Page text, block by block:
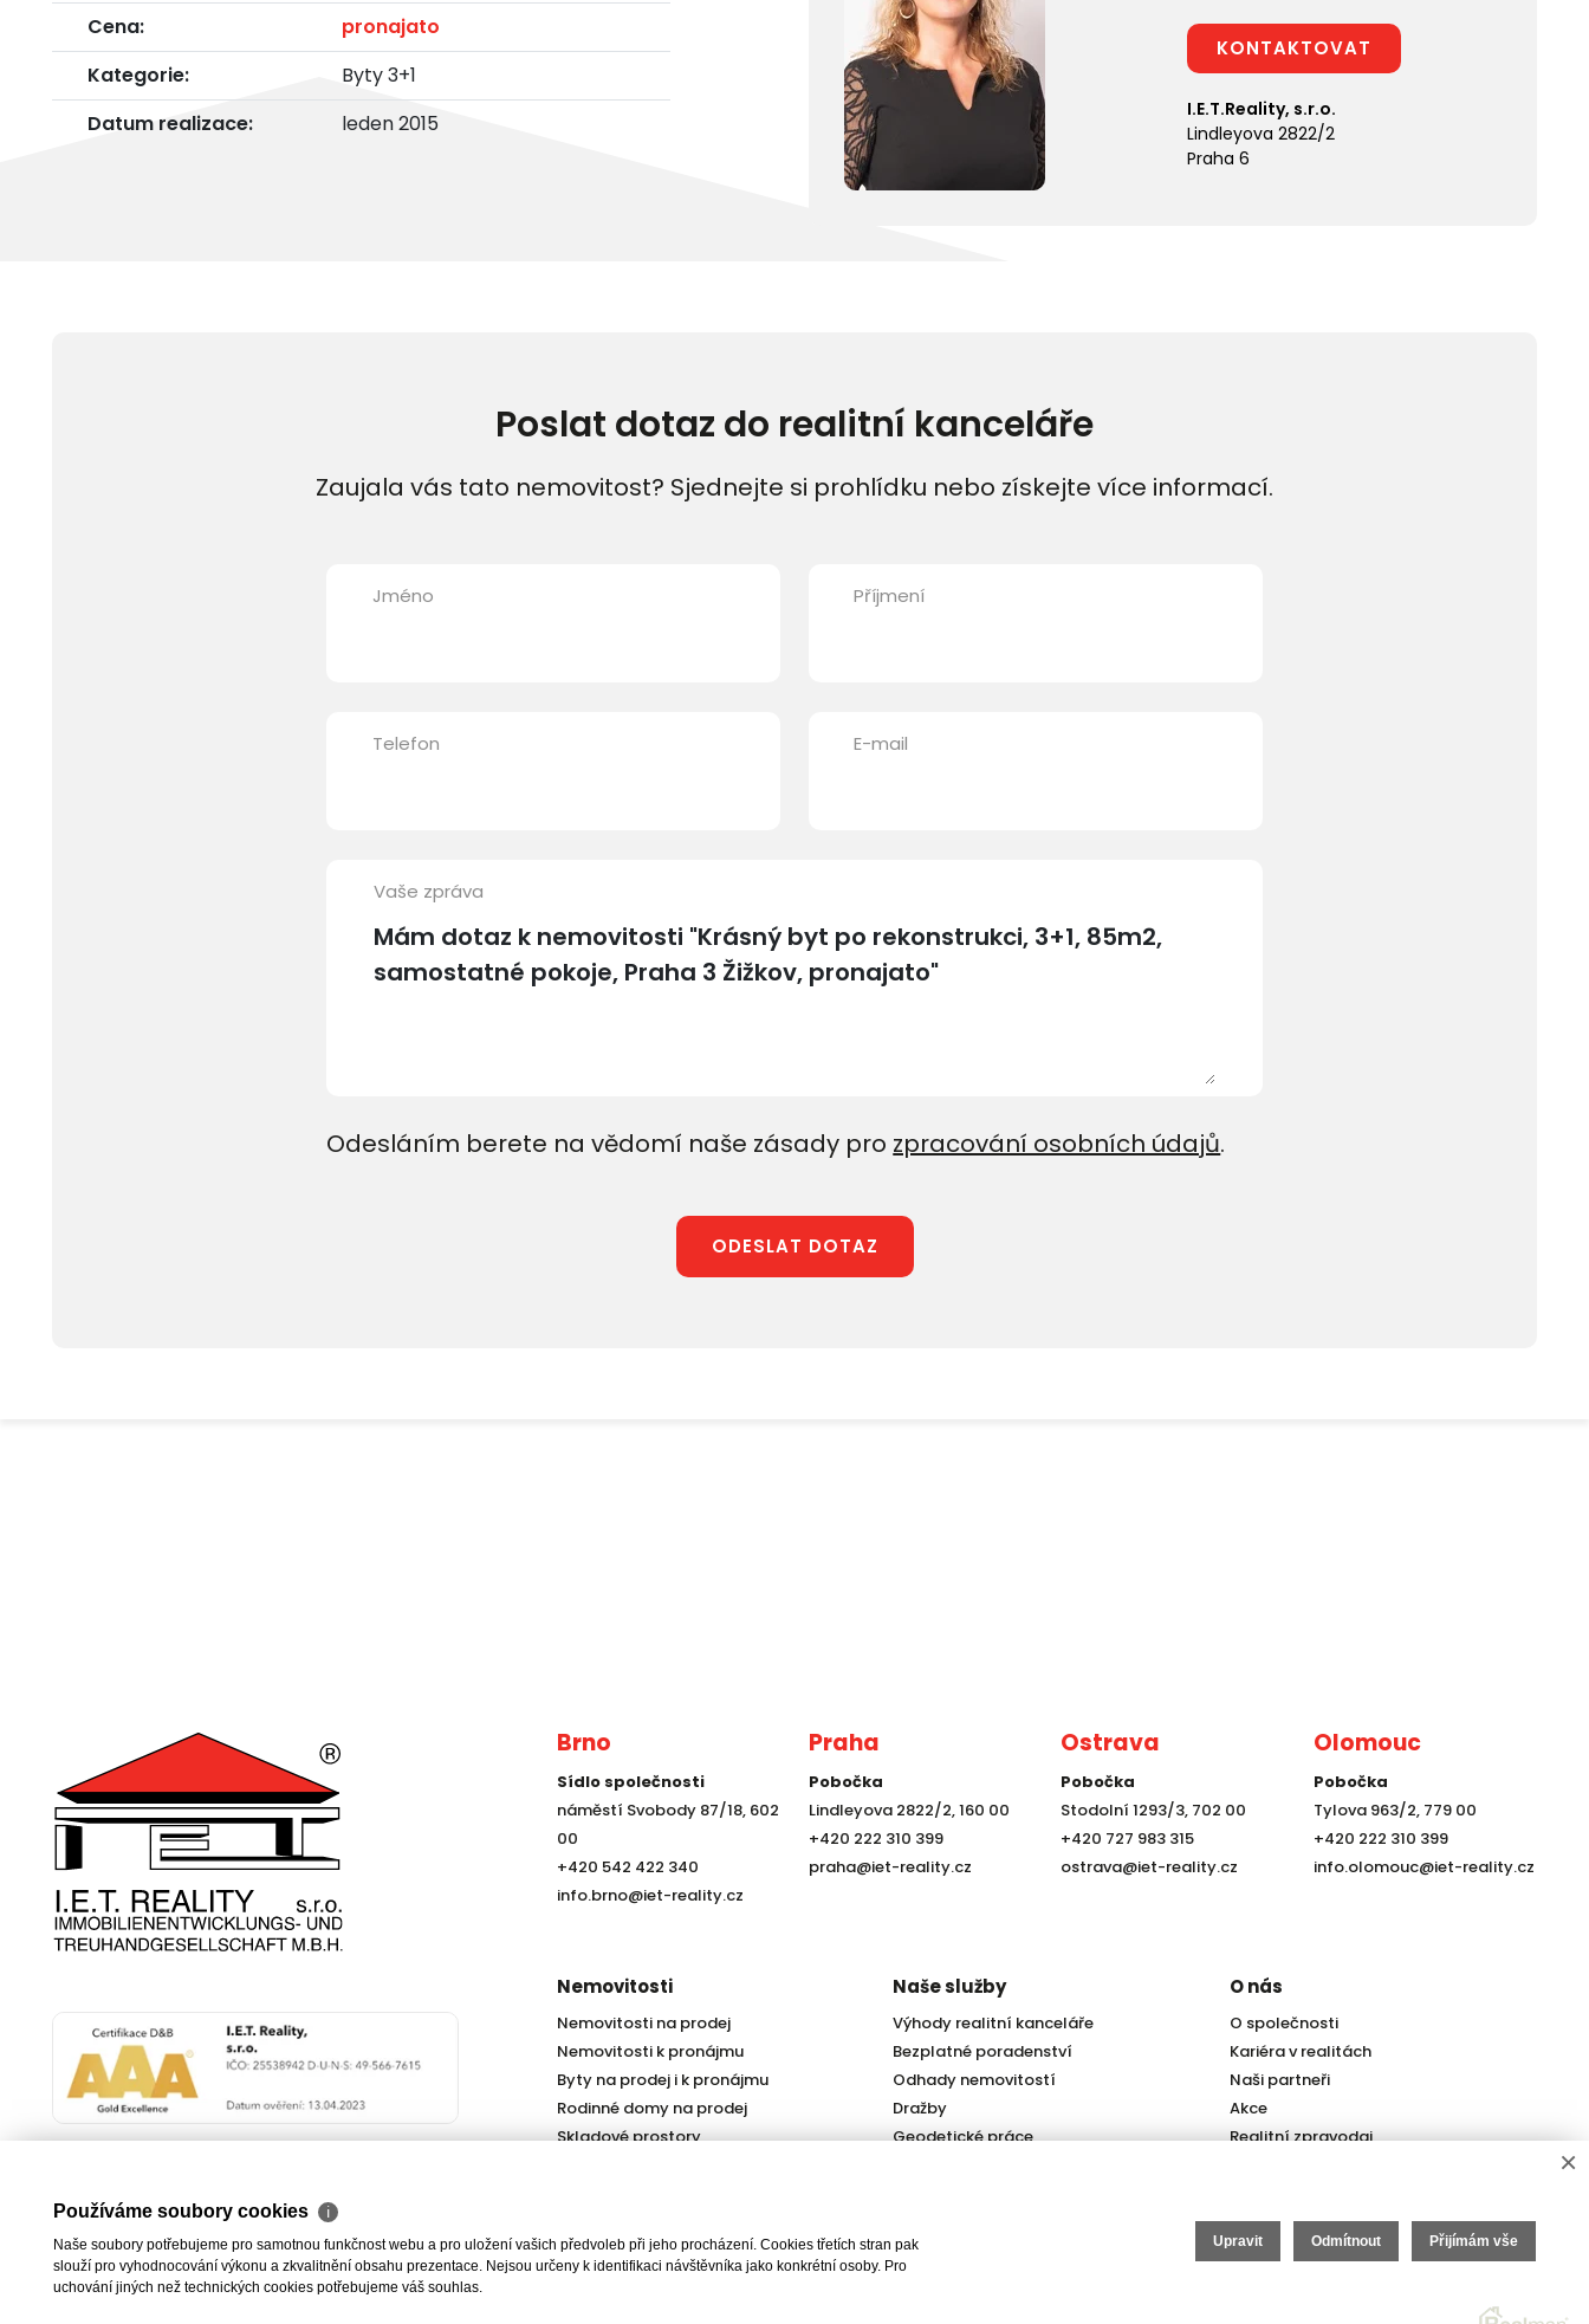
Cena:
pronajato
Kategorie:
Byty 3+1
Datum realizace:
leden 2015
KONTAKTOVAT
I.E.T.Reality, s.r.o.
Lindleyova 2822/2
Praha 6
Poslat dotaz do realitní kanceláře
Zaujala vás tato nemovitost? Sjednejte si prohlídku nebo získejte více informací.
Jméno Příjmení
Telefon E-mail
Vaše zpráva
Odesláním berete na vědomí naše zásady pro zpracování osobních údajů.
ODESLAT DOTAZ
Brno
Sídlo společnosti
náměstí Svobody 87/18, 602
00
+420 542 422 340
info.brno@iet-reality.cz
Praha
Pobočka
Lindleyova 2822/2, 160 00
+420 222 310 399
praha@iet-reality.cz
Ostrava
Pobočka
Stodolní 1293/3, 702 00
+420 727 983 315
ostrava@iet-reality.cz
Olomouc
Pobočka
Tylova 963/2, 779 00
+420 222 310 399
info.olomouc@iet-reality.cz
Nemovitosti
Nemovitosti na prodej
Nemovitosti k pronájmu
Byty na prodej i k pronájmu
Rodinné domy na prodej
Skladové prostory
Naše služby
Výhody realitní kanceláře
Bezplatné poradenství
Odhady nemovitostí
Dražby
Geodetické práce
Pojištění
O nás
O společnosti
Kariéra v realitách
Naši partneři
Akce
Realitní zpravodaj
×
Používáme soubory cookies ℹ
Naše soubory potřebujeme pro samotnou funkčnost webu a pro uložení vašich předvoleb při jeho procházení. Cookies třetích stran pak
slouží pro vyhodnocování výkonu a zkvalitnění obsahu prezentace. Nejsou určeny k identifikaci návštěvníka jako konkrétní osoby. Pro
uchování jiných než technických cookies potřebujeme váš souhlas.
Upravit Odmítnout Přijímám vše